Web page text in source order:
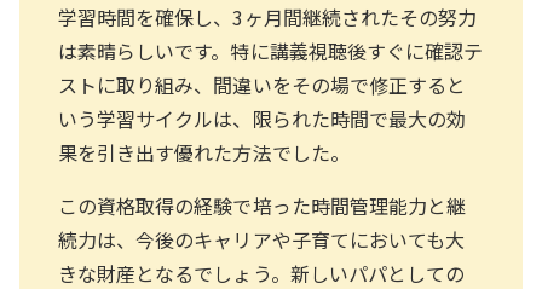
学習時間を確保し、3ヶ月間継続されたその努力
は素晴らしいです。特に講義視聴後すぐに確認テ
ストに取り組み、間違いをその場で修正すると
いう学習サイクルは、限られた時間で最大の効
果を引き出す優れた方法でした。
この資格取得の経験で培った時間管理能力と継
続力は、今後のキャリアや子育てにおいても大
きな財産となるでしょう。新しいパパとしての